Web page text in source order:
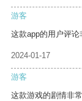
游客
这款app的用户评论
2024-01-17
游客
这款游戏的剧情非